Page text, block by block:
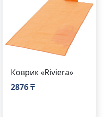
Коврик «Riviera»
2876 ₸